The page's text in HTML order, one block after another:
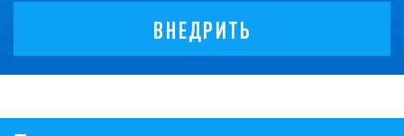
ВНЕДРИТЬ